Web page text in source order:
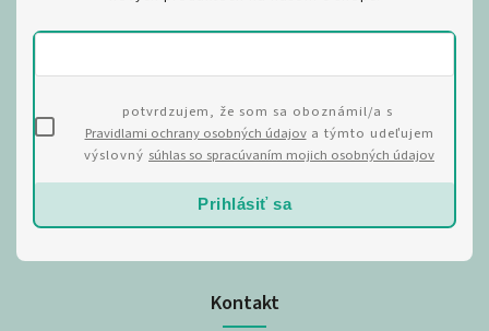
Kontakt
potvrdzujem, že som sa oboznámil/a s
Pravidlami ochrany osobných údajova týmto udeľujem
výslovný súhlas so spracúvaním mojich osobných údajov
Prihlásiť sa